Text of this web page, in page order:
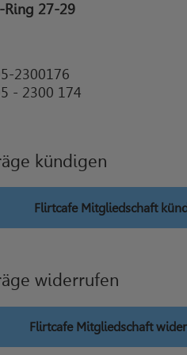
Ring 27-29
2300176
- 2300 174
kündigen
Flirtcafe Mitgliedschaft
widerrufen
Flirtcafe Mitgliedschaft